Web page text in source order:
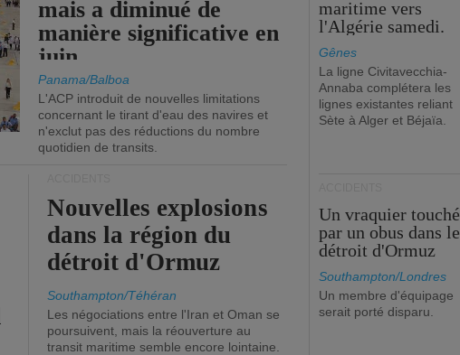
mais a diminué de
manière significative en
juin.
Panama/Balboa
L'ACP introduit de nouvelles limitations
concernant le tirant d'eau des navires et
n'exclut pas des réductions du nombre
quotidien de transits.
Nouvelles explosions
dans la région du
détroit d'Ormuz
Southampton/Téhéran
Les négociations entre l'Iran et Oman se
poursuivent, mais la réouverture au
transit maritime semble encore lointaine.
maritime vers
l'Algérie samedi.
Gênes
La ligne Civitavecchia-
Annaba complétera les
lignes existantes reliant
Sète à Alger et Béjaïa.
Un vraquier touché
par un obus dans le
détroit d'Ormuz
Southampton/Londres
Un membre d'équipage
serait porté disparu.